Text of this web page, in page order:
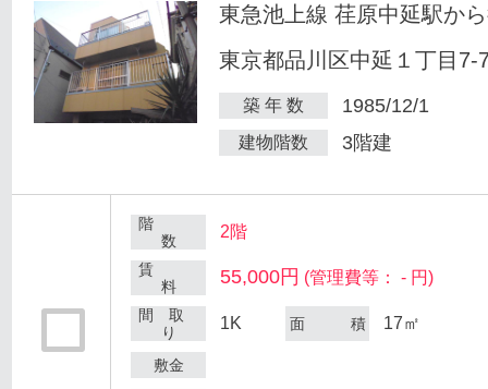
東急池上線 荏原中延駅か
東京都品川区中延１丁目7-
築 年 数 1985/12/1
建物階数 3階建
階
数
2階
賃
料
55,000円 (管理費等： - 円)
間 取
り
1K 面 積 17㎡
敷金